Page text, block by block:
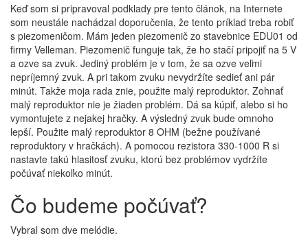
Keď som si pripravoval podklady pre tento článok, na Internete
som neustále nachádzal doporučenia, že tento príklad treba robiť
s piezomeničom. Mám jeden piezomenič zo stavebnice EDU01 od
firmy Velleman. Piezomenič funguje tak, že ho stačí pripojiť na 5 V
a ozve sa zvuk. Jediný problém je v tom, že sa ozve veľmi
nepríjemný zvuk. A pri takom zvuku nevydržíte sedieť ani pár
minút. Takže moja rada znie, použite malý reproduktor. Zohnať
malý reproduktor nie je žiaden problém. Dá sa kúpiť, alebo si ho
vymontujete z nejakej hračky. A výsledný zvuk bude omnoho
lepší. Použite malý reproduktor 8 OHM (bežne používané
reproduktory v hračkách). A pomocou rezistora 330-1000 R si
nastavte takú hlasitosť zvuku, ktorú bez problémov vydržíte
počúvať niekoľko minút.
Čo budeme počúvať?
Vybral som dve melódie.